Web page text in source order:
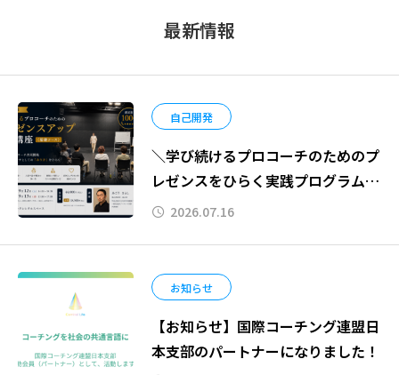
最新情報
自己開発
＼学び続けるプロコーチのためのプ
レゼンスをひらく実践プログラム
〈基礎コース〉in東京を開催しま
2026.07.16
お知らせ
【お知らせ】国際コーチング連盟日
本支部のパートナーになりました！